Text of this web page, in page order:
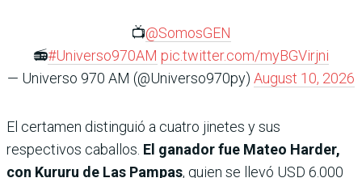
📺@SomosGEN
📻#Universo970AM pic.twitter.com/myBGVirjni
— Universo 970 AM (@Universo970py) August 10, 2026
El certamen distinguió a cuatro jinetes y sus
respectivos caballos. El ganador fue Mateo Harder,
con Kururu de Las Pampas, quien se llevó USD 6.000